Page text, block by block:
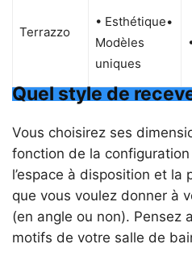
Terrazzo
• Esthétique•
Modèles
uniques
Quel style de
Vous choisirez ses
fonction de la
l’espace à disposition et la
que vous voulez donner à
(en angle ou non). Pensez
motifs de votre salle de